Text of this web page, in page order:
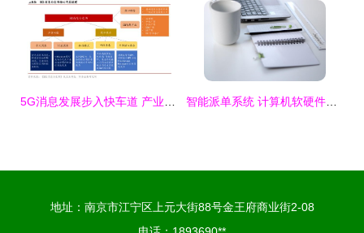
地址：南京市江宁区上元大街88号金王府商业街2-08